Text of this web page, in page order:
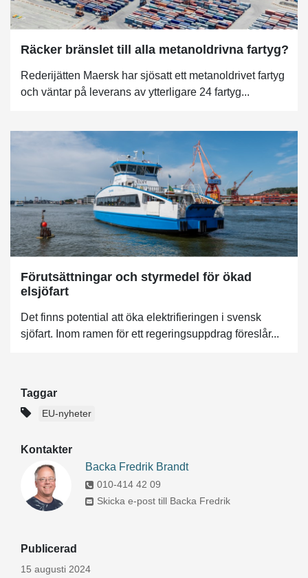
Räcker bränslet till alla metanoldrivna fartyg?
Rederijätten Maersk har sjösatt ett metanoldrivet fartyg
och väntar på leverans av ytterligare 24 fartyg...
Förutsättningar och styrmedel för ökad
elsjöfart
Det finns potential att öka elektrifieringen i svensk
sjöfart. Inom ramen för ett regeringsuppdrag föreslår...
Taggar
EU-nyheter
Kontakter
Backa Fredrik Brandt
010-414 42 09
Skicka e-post till Backa Fredrik
Publicerad
15 augusti 2024